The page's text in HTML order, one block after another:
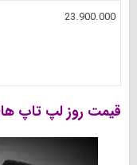
23.900.000
قیمت روز لپ تاپ های برند